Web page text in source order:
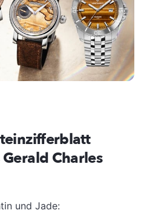
Charles
und Jade: